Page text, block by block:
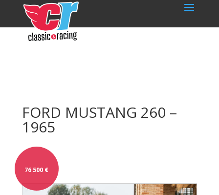
FORD MUSTANG 260 –
1965
76 500 €